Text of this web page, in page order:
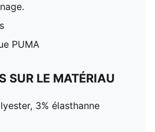
PUMA
SUR LE MATÉRIAU
3% élasthanne